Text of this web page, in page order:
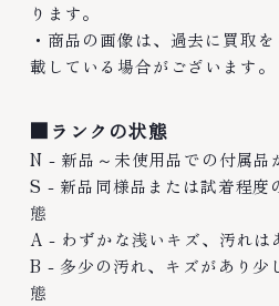
ります。
・商品の画像は、過去に買取
載している場合がございます。
■ランクの状態
N - 新品～未使用品での付属品
S - 新品同様品または試着程度
態
A - わずかな浅いキズ、汚れは
B - 多少の汚れ、キズがあり少
態